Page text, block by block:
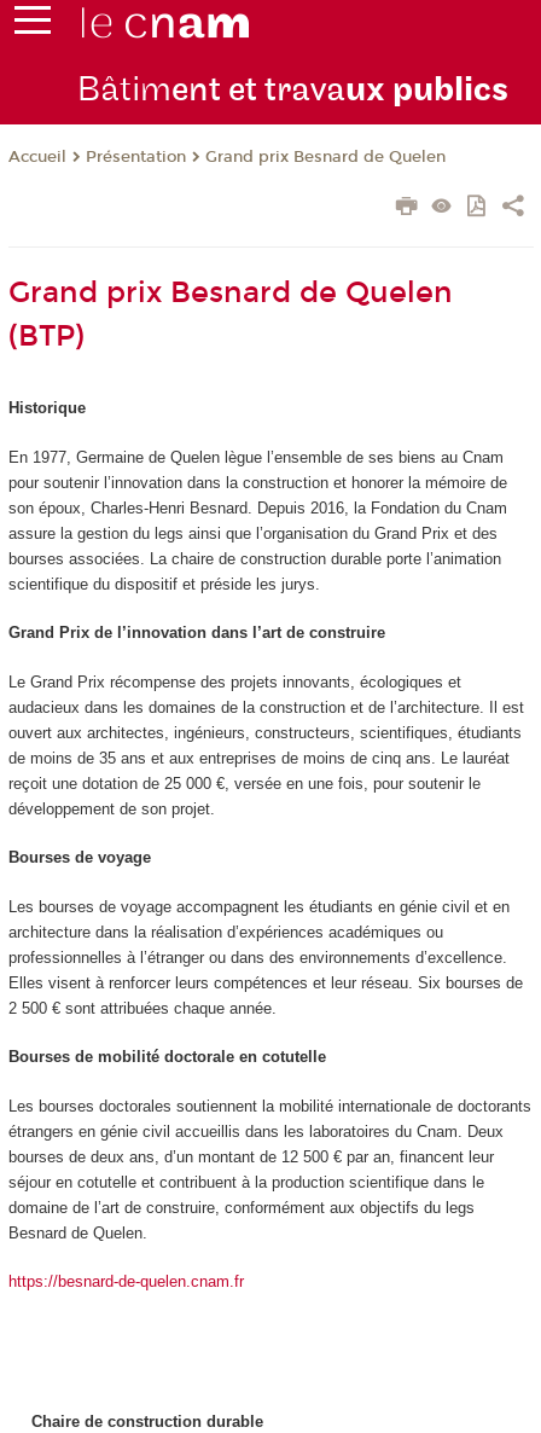
Bâtiment et travaux publics
Accueil Présentation Grand prix Besnard de Quelen
Grand prix Besnard de Quelen
(BTP)
Historique
En 1977, Germaine de Quelen lègue l’ensemble de ses biens au Cnam
pour soutenir l’innovation dans la construction et honorer la mémoire de
son époux, Charles‑Henri Besnard. Depuis 2016, la Fondation du Cnam
assure la gestion du legs ainsi que l’organisation du Grand Prix et des
bourses associées. La chaire de construction durable porte l’animation
scientifique du dispositif et préside les jurys.
Grand Prix de l’innovation dans l’art de construire
Le Grand Prix récompense des projets innovants, écologiques et
audacieux dans les domaines de la construction et de l’architecture. Il est
ouvert aux architectes, ingénieurs, constructeurs, scientifiques, étudiants
de moins de 35 ans et aux entreprises de moins de cinq ans. Le lauréat
reçoit une dotation de 25 000 €, versée en une fois, pour soutenir le
développement de son projet.
Bourses de voyage
Les bourses de voyage accompagnent les étudiants en génie civil et en
architecture dans la réalisation d’expériences académiques ou
professionnelles à l’étranger ou dans des environnements d’excellence.
Elles visent à renforcer leurs compétences et leur réseau. Six bourses de
2 500 € sont attribuées chaque année.
Bourses de mobilité doctorale en cotutelle
Les bourses doctorales soutiennent la mobilité internationale de doctorants
étrangers en génie civil accueillis dans les laboratoires du Cnam. Deux
bourses de deux ans, d’un montant de 12 500 € par an, financent leur
séjour en cotutelle et contribuent à la production scientifique dans le
domaine de l’art de construire, conformément aux objectifs du legs
Besnard de Quelen.
https://besnard-de-quelen.cnam.fr
Chaire de construction durable